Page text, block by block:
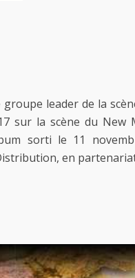
groupe leader de la
sur la scène du New
sorti le 11
en